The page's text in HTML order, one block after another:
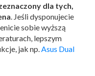
dla tych,
. Jeśli dysponujecie
sobie wyższą
lepszym
jak np. Asus Dual